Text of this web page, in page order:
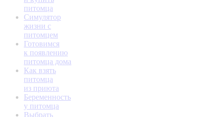
питомца
Симулятор
жизни с
питомцем
Готовимся
к появлению
питомца дома
Как взять
питомца
из приюта
Беременность
у питомца
Выбрать